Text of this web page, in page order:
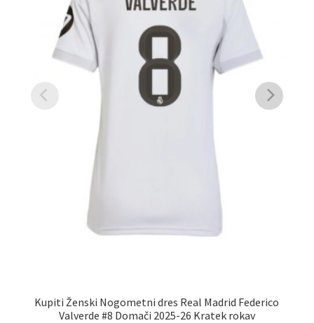
Kupiti Ženski Nogometni dres Real Madrid Federico
Valverde #8 Domači 2025-26 Kratek rokav